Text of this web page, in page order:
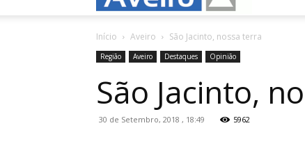
Início Aveiro São Jacinto, nossa terra
Região Aveiro Destaques Opinião
São Jacinto,
30 de Setembro, 2018 , 18:49 5962